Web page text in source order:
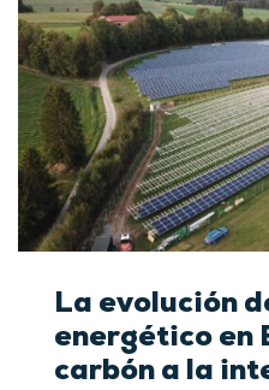
La evolución
energético en
carbón a la